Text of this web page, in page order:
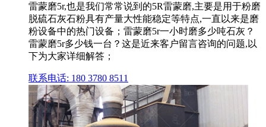
雷蒙磨5r,也是我们常常说到的5R雷蒙磨,主要是用于粉磨
脱硫石灰石粉具有产量大性能稳定等特点,一直以来是磨
粉设备中的热门设备；雷蒙磨5r一小时磨多少吨石灰？
雷蒙磨5r多少钱一台？这是近来客户留言咨询的问题,以
下为大家详细解答；
联系电话: 180 3780 8511